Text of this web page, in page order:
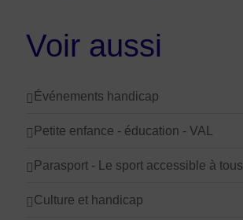
Voir aussi
Événements handicap
Petite enfance - éducation - VAL
Parasport - Le sport accessible à tous
Culture et handicap